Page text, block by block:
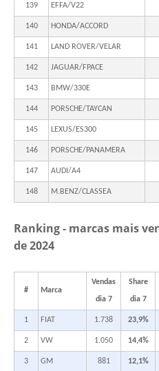
139 EFFA/V22
140 HONDA/ACCORD
141 LAND ROVER/VELAR
142 JAGUAR/FPACE
143 BMW/330E
144 PORSCHE/TAYCAN
145 LEXUS/ES300
146 PORSCHE/PANAMERA
147 AUDI/A4
148 M.BENZ/CLASSEA
Ranking - marcas mais
de 2024
# Marca
Vendas
dia 7
Share
dia 7
1 FIAT 1.738 23,9%
2 VW 1.050 14,4%
3 GM 881 12,1%